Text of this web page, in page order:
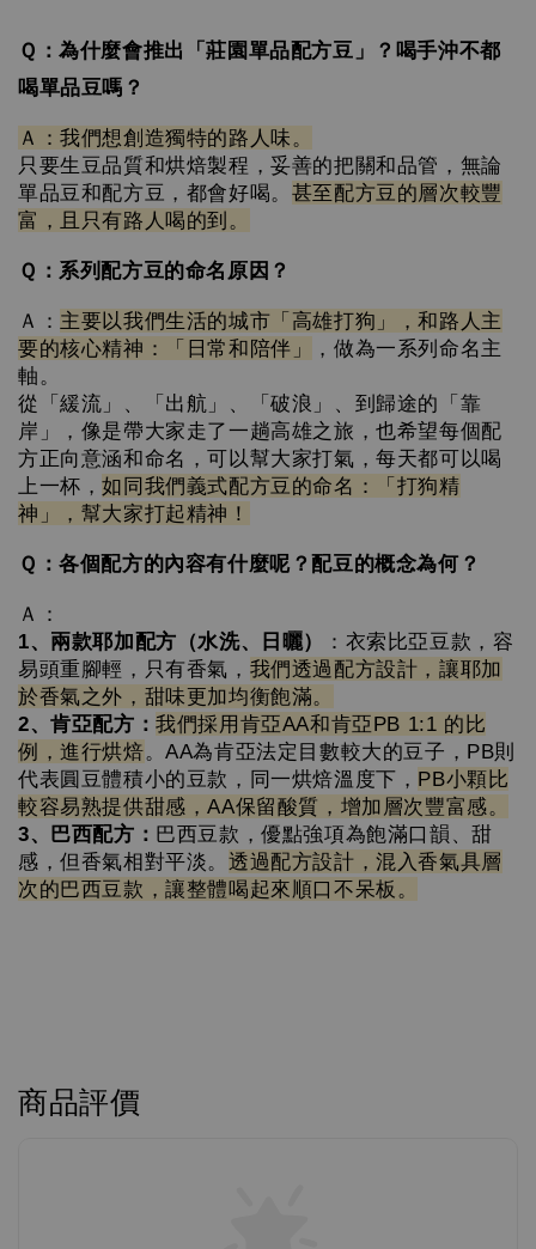
Ｑ：為什麼會推出「莊園單品配方豆」？喝手沖不都
喝單品豆嗎？
Ａ：我們想創造獨特的路人味。
只要生豆品質和烘焙製程，妥善的把關和品管，無論
單品豆和配方豆 ，都會好喝。 甚至配方豆的層次較豐
富，且只有路人喝的到。
Ｑ：系列配方豆的命名原因？
Ａ： 主要以我們生活的城市「高雄打狗」，和路人主
要的核心精神：「日常和陪伴」
，做為一系列命名主
軸。
從「緩流」、「出航」、「破浪」、到歸途的「靠
岸」，像是帶大家走了一趟高雄之旅，也希望每個配
方正向意涵和命名，可以幫大家打氣，每天都可以喝
上一杯，如同我們義式配方豆的命名：「打狗精
神」，幫大家打起精神！
Ｑ：各個配方的內容有什麼呢？配豆的概念為何？
Ａ：
1、兩款耶加配方（水洗、日曬）
：衣索比亞豆款，容
易頭重腳輕，只有香氣， 我們透過配方設計，讓耶加
於香氣之外，甜味更加均衡飽滿。
2、肯亞配方：我們採用肯亞AA和肯亞PB 1:1 的比
例，進行烘焙。AA為肯亞法定目數較大的豆子，PB則
代表圓豆體積小的豆款，同一烘焙溫度下， PB小顆比
較容易熟提供甜感，AA保留酸質，增加層次豐富感。
3、巴西配方： 巴西豆款，優點強項為飽滿口韻、甜
感，但香氣相對平淡。透過配方設計，混入香氣具層
次的巴西豆款，讓整體喝起來順口不呆板。
商品評價